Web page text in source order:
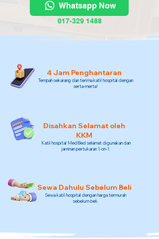
Whatsapp Now
017-329 1488
4 Jam Penghantaran
Tempah sekarang dan terima katil hospital dengan
serta-merta!
Disahkan Selamat oleh
KKM
Katil hospital MedBed selamat digunakan dan
jaminan pertukaran 1-on-1.
Sewa Dahulu Sebelum Beli
Sewa katil hospital dengan harga termurah
sebelum beli.